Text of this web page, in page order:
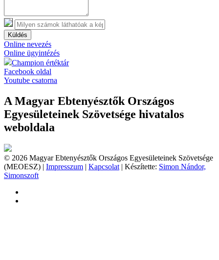
Küldés
Online nevezés
Online ügyintézés
Champion értéktár
Facebook oldal
Youtube csatorna
A Magyar Ebtenyésztők Országos
Egyesületeinek Szövetsége hivatalos
weboldala
© 2026 Magyar Ebtenyésztők Országos Egyesületeinek Szövetsége
(MEOESZ) | Impresszum | Kapcsolat | Készítette: Simon Nándor,
Simonszoft